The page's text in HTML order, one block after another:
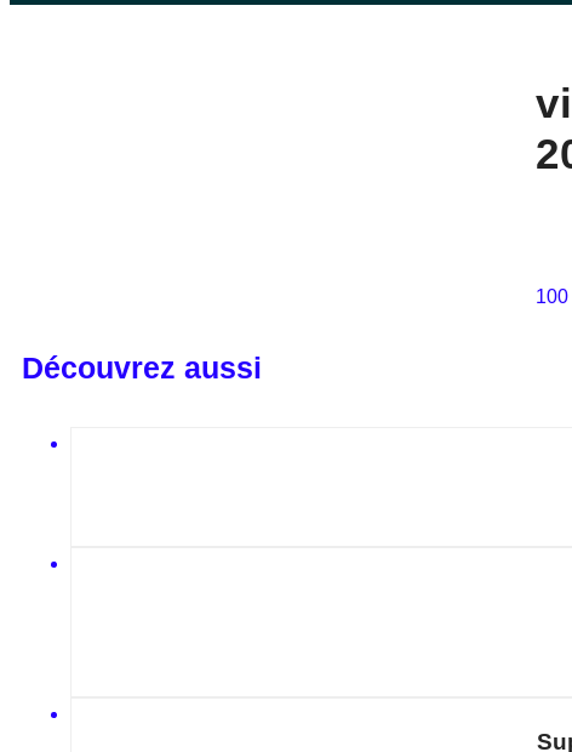
Découvrez aussi